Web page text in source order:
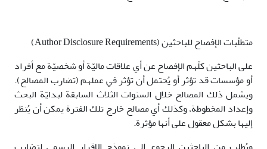
متطلّبات الإفصاح للباحثين (Author Disclosure Requirements)
على الباحثين كلّهم الإفصاح عن أي علاقات ماليّة أو شخصيّة مع أفراد
أو مؤسسات قد تؤثر أو يُحتمل أن تؤثر في عملهم (تضارب المصالح).
ويشمل ذلك المصالح خلال السنوات الثلاث السابقة لبدايّة البحث
وإعداد المخطوطة، وكذلك أي مصالح خارج تلك الفترة يمكن أن يُنظر
إليها بشكل معقول على أنها مؤثرة.